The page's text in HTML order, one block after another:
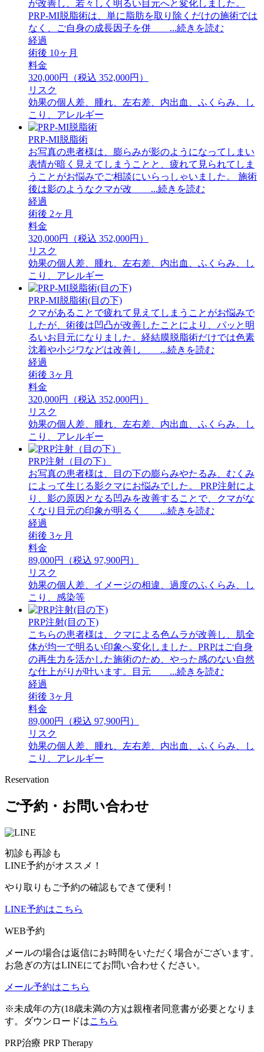
が改善し、若々しく明るい目元へと変化しました。
PRP-MI脱脂術は、単に脂肪を取り除くだけの施術では
なく、ご自身の成長因子を併 ...続きを読む
経過
術後 10ヶ月
料金
320,000円（税込 352,000円）
リスク
効果の個人差、腫れ、左右差、内出血、ふくらみ、し
こり、アレルギー
PRP-MI脱脂術
お写真の患者様は、膨らみが影のようになってしまい
表情が暗く見えてしまうことと、疲れて見られてしま
うことがお悩みでご相談にいらっしゃいました。 ⁡施術
後は影のようなクマが改 ...続きを読む
経過
術後 2ヶ月
料金
320,000円（税込 352,000円）
リスク
効果の個人差、腫れ、左右差、内出血、ふくらみ、し
こり、アレルギー
PRP-MI脱脂術(目の下)
クマがあることで疲れて見えてしまうことがお悩みで
したが、術後は凹凸が改善したことにより、パッと明
るいお目元になりました。経結膜脱脂術だけでは色素
沈着や小ジワなどは改善し ...続きを読む
経過
術後 3ヶ月
料金
320,000円（税込 352,000円）
リスク
効果の個人差、腫れ、左右差、内出血、ふくらみ、し
こり、アレルギー
PRP注射（目の下）
お写真の患者様は、目の下の膨らみやたるみ、むくみ
によって生じる影クマにお悩みでした。 PRP注射によ
り、影の原因となる凹みを改善することで、クマがな
くなり目元の印象が明るく ...続きを読む
経過
術後 3ヶ月
料金
89,000円（税込 97,900円）
リスク
効果の個人差、イメージの相違、過度のふくらみ、し
こり、感染等
PRP注射(目の下)
こちらの患者様は、クマによる色ムラが改善し、肌全
体が均一で明るい印象へ変化しました。PRPはご自身
の再生力を活かした施術のため、やった感のない自然
な仕上がりが叶います。目元 ...続きを読む
経過
術後 3ヶ月
料金
89,000円（税込 97,900円）
リスク
効果の個人差、腫れ、左右差、内出血、ふくらみ、し
こり、アレルギー
Reservation
ご予約・お問い合わせ
初診も再診も
LINE予約がオススメ！
やり取りもご予約の確認もできて便利！
LINE予約はこちら
WEB予約
メールの場合は返信にお時間をいただく場合がございます。
お急ぎの方はLINEにてお問い合わせください。
メール予約はこちら
※未成年の方(18歳未満の方)は親権者同意書が必要となりま
す。ダウンロードはこちら
PRP治療 PRP Therapy